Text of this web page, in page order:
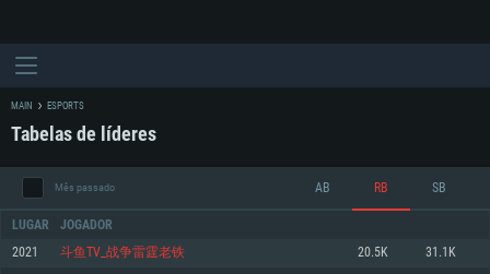
MAIN ESPORTS
Tabelas de líderes
Mês passado AB RB SB
LUGAR JOGADOR
2021 斗鱼TV_战争雷霆老铁 20.5K 31.1K